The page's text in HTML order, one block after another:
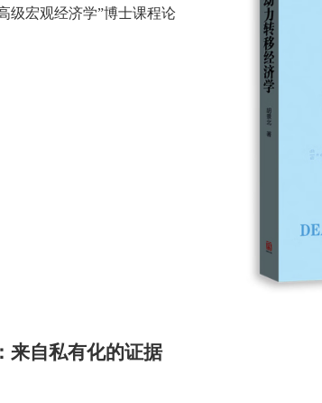
级宏观经济学”博士课程论
来自私有化的证据